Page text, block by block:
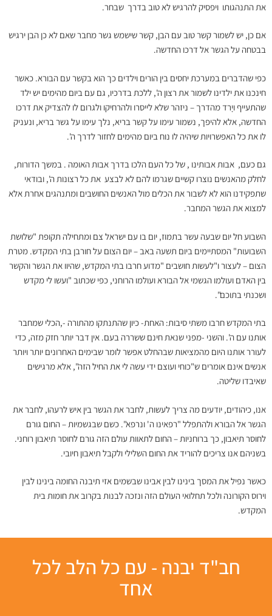
את התנהגותו ויפסיק להרגיש לא טוב בדרך שבחר.
אם כן, יש לשמור קשר טוב עם הבן, קשר שישמש גשר מחבר שאם לא כן הבן ירגיש
בבטחה על הגשר אל דרכו החדשה.
כפי שהדברים במערכת יחסים בין הורים וילדים כך הוא בקשר עם הבורא. כאשר
חינכנו את ילדינו לשמור את רצון ה', ללכת בדרכיו, גם עם ביום מהימים יש ילד
שהתעייף ויָרד מהדרך – ניזהר שלא לייסרו ולהרחיקו ולגרום לו להצדיק את דרכו
החדשה, אלא להיפך, נשמור עימו על קשר בריא, נלך עימו על גשר בריא, ונעניק
לו את כל האפשרויות שיהיה לו נוח ביום מהימים לחזור לדרך ה'.
גם כעם, אבות אבותינו , של כל העם הלכו בדרך אבות האומה . במשך הדורות,
לחלק מהאנשים נוצרו קשיים שגרמו להם לא לבצע את כל רצונות ה', ובודאי
שתפקידנו הוא לא לשבור את הכלים מול האנשים החושבים ומתנהגים אחרת אלא
למצוא את הגשר המחבר.
השבוע חל יום שבעה עשר בתמוז, יום בו עם ישראל צם ומתחילה תקופת "שלושת
השבועות" המסתיימים ביום תשעה באב – יום הצום על חורבן בתי המקדש. מטרת
הצום – לעצור ו"לעשות חושבים "מדוע חרבו בתי המקדש, שהיוו את הגשר והקשר
בין האדם ועולמו הגשמי אל הבורא ועולמו הרוחני, כפי שכתוב "ועשו לי מקדש
ושכנתי בתוכם".
בתי המקדש חרבו משתי סיבות: האחת- כיון שהתנתקו מהתורה -,הכלי שמחבר
אותנו עם ה'. והשני -מפני שנאת חינם ששררה בעם. אין דבר יותר חזק מזה, כדי
לעורר אותנו היום מהמציאות שבהחלט אפשר לומר שבימים האחרונים יותר ויותר
אנשים אינם אומרים ש"כוחי ועוצם ידי עשה לי את החיל הזה", אלא מרגישים
שאיבדו שליטה.
אנו, כיהודים, יודעים מה צריך לעשות, לחבר את הגשר בין איש לרעהו, לחבר את
הגשר אל הבורא ולהתפלל "רפאינו ה' ונרפא". כשם שבגשמיות – החום גורם
לחוסר תיאבון, כך ברוחניות – החום לתאוות עולם הזה גורם לחוסר תיאבון רוחני.
בשניהם אנו צריכים להוריד את החום השלילי ולקבל תיאבון חיובי.
כאשר נפיל את המסך בינינו לבין אבינו שבשמים אזי תיבנה החומה בינינו לבין
וירוס הקורונה ולכל תחלואי העולם הזה ונזכה לבנות בקרוב את חומות בית
המקדש.
חב"ד יבנה - עם כל הלב לכל
אחד